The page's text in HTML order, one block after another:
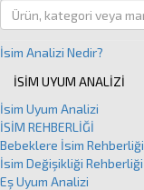
İSİM ANALİZİ
İsim Analizi Nedir?
İSİM UYUM ANALİZİ
İsim Uyum Analizi
İSİM REHBERLİĞİ
Bebeklere İsim Rehberliği
İsim Değişikliği Rehberliği
Eş Uyum Analizi